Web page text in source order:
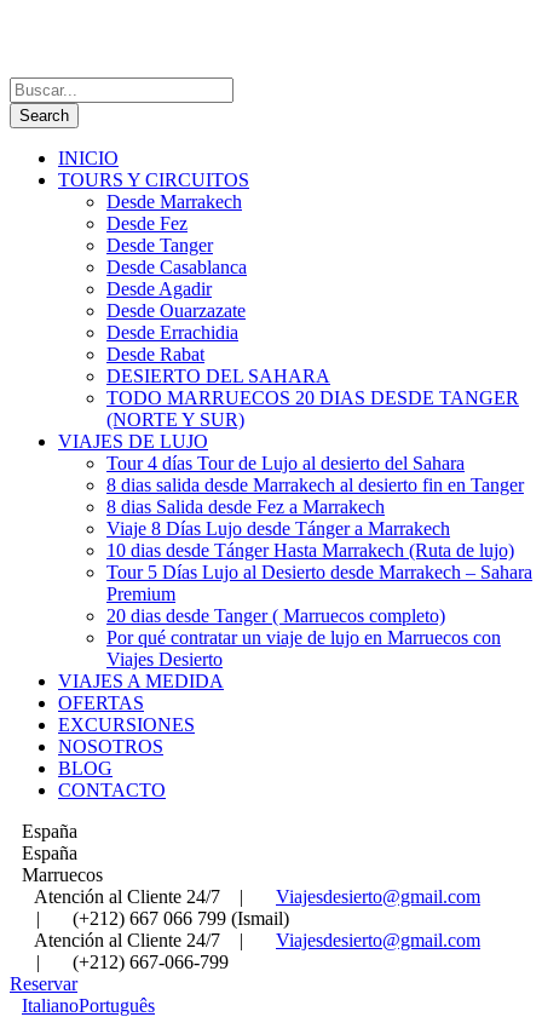
INICIO
TOURS Y CIRCUITOS
Desde Marrakech
Desde Fez
Desde Tanger
Desde Casablanca
Desde Agadir
Desde Ouarzazate
Desde Errachidia
Desde Rabat
DESIERTO DEL SAHARA
TODO MARRUECOS 20 DIAS DESDE TANGER
(NORTE Y SUR)
VIAJES DE LUJO
Tour 4 días Tour de Lujo al desierto del Sahara
8 dias salida desde Marrakech al desierto fin en Tanger
8 dias Salida desde Fez a Marrakech
Viaje 8 Días Lujo desde Tánger a Marrakech
10 dias desde Tánger Hasta Marrakech (Ruta de lujo)
Tour 5 Días Lujo al Desierto desde Marrakech – Sahara
Premium
20 dias desde Tanger ( Marruecos completo)
Por qué contratar un viaje de lujo en Marruecos con
Viajes Desierto
VIAJES A MEDIDA
OFERTAS
EXCURSIONES
NOSOTROS
BLOG
CONTACTO
España
España
Marruecos
Atención al Cliente 24/7
|
Viajesdesierto@gmail.com
|
(+212) 667 066 799 (Ismail)
Atención al Cliente 24/7
|
Viajesdesierto@gmail.com
|
(+212) 667-066-799
Reservar
ItalianoPortuguês